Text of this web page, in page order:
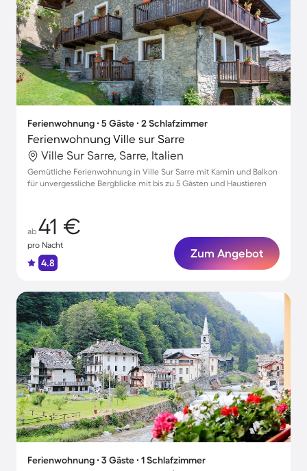
Ferienwohnung ∙ 5 Gäste ∙ 2 Schlafzimmer
Ferienwohnung Ville sur Sarre
Ville Sur Sarre, Sarre, Italien
Gemütliche Ferienwohnung in Ville Sur Sarre mit Kamin und Balkon
für unvergessliche Bergblicke mit bis zu 5 Gästen und Haustieren
ab 41 €
pro Nacht
4.8
Zum Angebot
Ferienwohnung ∙ 3 Gäste ∙ 1 Schlafzimmer